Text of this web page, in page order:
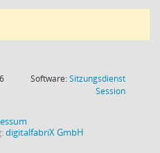
Software:Sitzungsdienst
Session(Wird in
digitalfabriX GmbH